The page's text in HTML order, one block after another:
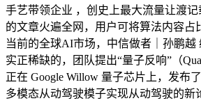
手艺带领企业 ，创史上最大流量让渡记
的文章火遍全网，用户可将算法内容占
当前的全球AI市场，中信做者｜孙鹏越
实正稀缺的，团队提出“量子反响”（
正在 Google Willow 量子芯片上，发布
多模态从动驾驶模子实现从动驾驶的新